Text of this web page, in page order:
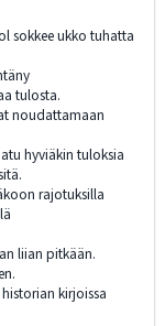
sokkee ukko tuhatta
tulosta.
noudattamaan
hyviäkin tuloksia
rajotuksilla
liian pitkään.
kirjoissa